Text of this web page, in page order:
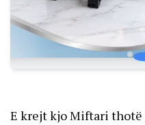
E krejt kjo Miftari thotë